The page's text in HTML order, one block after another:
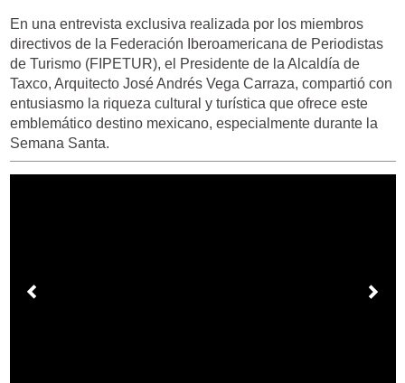
En una entrevista exclusiva realizada por los miembros
directivos de la Federación Iberoamericana de Periodistas
de Turismo (FIPETUR), el Presidente de la Alcaldía de
Taxco, Arquitecto José Andrés Vega Carraza, compartió con
entusiasmo la riqueza cultural y turística que ofrece este
emblemático destino mexicano, especialmente durante la
Semana Santa.